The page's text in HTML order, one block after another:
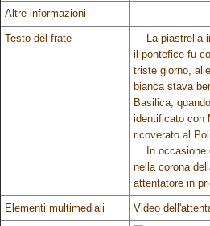
Altre informazioni
Testo del frate
La piastrella
il pontefice fu
triste giorno,
bianca stava
Basilica,
identificato con
ricoverato al
In occasione
nella corona
attentatore in
Elementi multimediali Video